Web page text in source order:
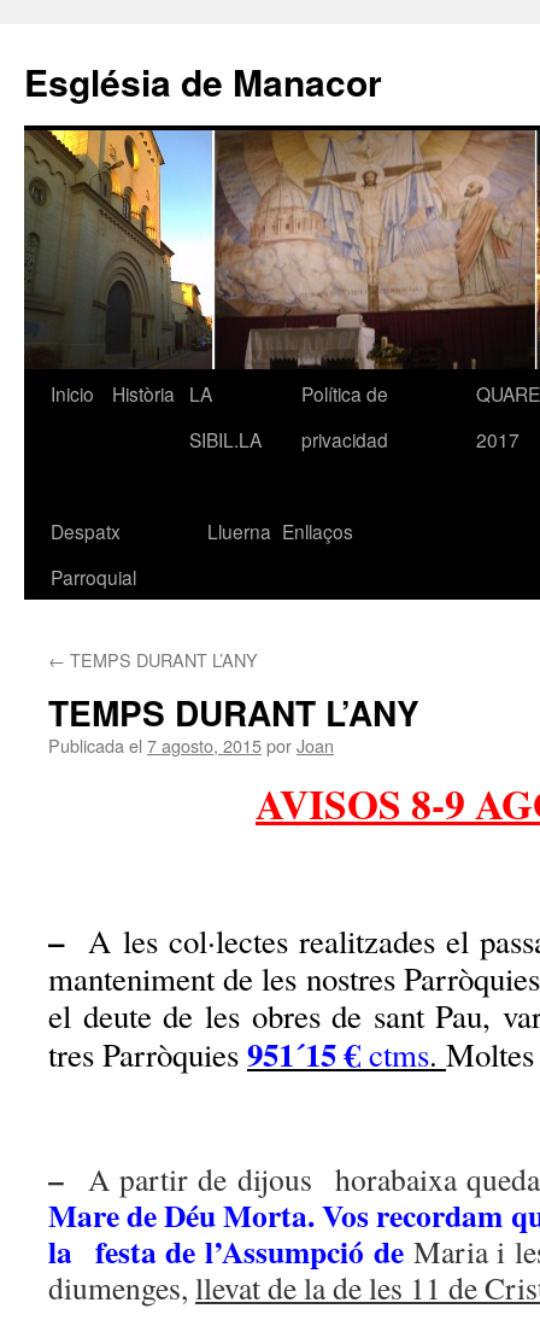
contenido
Església de Manacor
Inicio Història
LA
SIBIL.LA
Política de
privacidad
2017
Despatx
Parroquial
Lluerna Enllaços
← TEMPS DURANT L’ANY
TEMPS DURANT L’ANY
Publicada el 7 agosto, 2015porJoan
AVISOS 8-9
–A les col·lectes realitzades el
manteniment de les nostres
el deute de les obres de sant Pau,
tres Parròquies951´15 €ctms.
– A partir de dijous horabaixa
Mare de Déu Morta. Vos recordam
la festa de l’Assumpció deMaria i
diumenges, llevat de la de les 11 de